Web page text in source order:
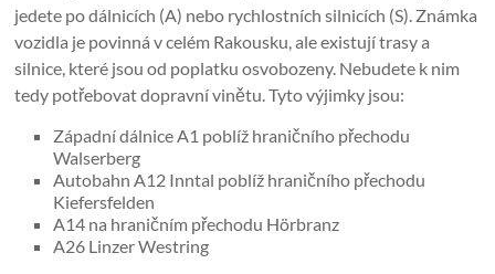
jedete po dálnicích (A) nebo rychlostních silnicích (S). Známka
vozidla je povinná v celém Rakousku, ale existují trasy a
silnice, které jsou od poplatku osvobozeny. Nebudete k nim
tedy potřebovat dopravní vinětu. Tyto výjimky jsou:
Západní dálnice A1 poblíž hraničního přechodu
Walserberg
Autobahn A12 Inntal poblíž hraničního přechodu
Kiefersfelden
A14 na hraničním přechodu Hörbranz
A26 Linzer Westring